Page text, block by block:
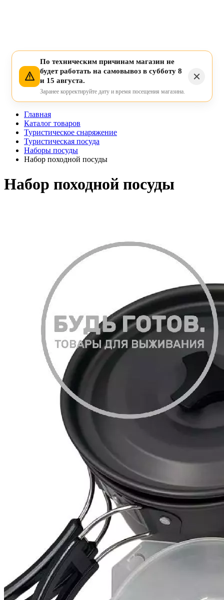
По техническим причинам магазин не
будет работать на самовывоз в субботу 8
и 15 августа.
Заранее корректируйте дату и время посещения магазина.
Главная
Каталог товаров
Туристическое снаряжение
Туристическая посуда
Наборы посуды
Набор походной посуды
Набор походной посуды